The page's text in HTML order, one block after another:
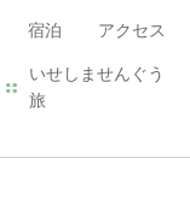
宿泊 アクセス
いせしませんぐう
旅